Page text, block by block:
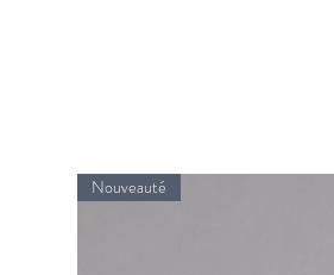
Nouveauté